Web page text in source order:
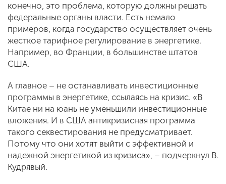
конечно, это проблема, которую должны решать
федеральные органы власти. Есть немало
примеров, когда государство осуществляет очень
жесткое тарифное регулирование в энергетике.
Например, во Франции, в большинстве штатов
США.
А главное – не останавливать инвестиционные
программы в энергетике, ссылаясь на кризис. «В
Китае ни на юань не уменьшили инвестиционные
вложения. И в США антикризисная программа
такого секвестирования не предусматривает.
Потому что они хотят выйти с эффективной и
надежной энергетикой из кризиса», – подчеркнул В.
Кудрявый.